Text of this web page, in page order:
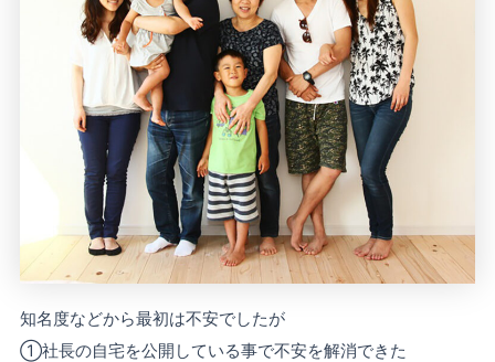
知名度などから最初は不安でしたが
①社長の自宅を公開している事で不安を解消できた